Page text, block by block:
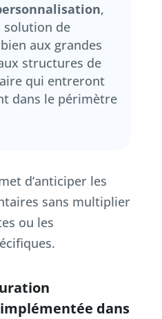
,
solution de
aux grandes
structures de
qui entreront
dans le périmètre
d’anticiper les
sans multiplier
ou les
dans